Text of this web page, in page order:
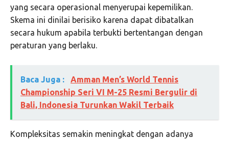
yang secara operasional menyerupai kepemilikan.
Skema ini dinilai berisiko karena dapat dibatalkan
secara hukum apabila terbukti bertentangan dengan
peraturan yang berlaku.
Baca Juga :
Amman Men’s World Tennis
Championship Seri VI M-25 Resmi Bergulir di
Bali, Indonesia Turunkan Wakil Terbaik
Kompleksitas semakin meningkat dengan adanya